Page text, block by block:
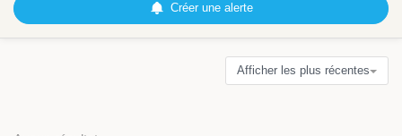
Créer une alerte
Afficher les plus récentes